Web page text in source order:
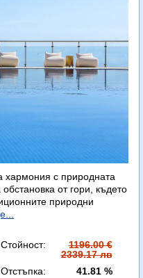
хармония с природната
от гори, където
природни
Стойност:
1196.00 €
2339.17 лв
Отстъпка:
41.81 %